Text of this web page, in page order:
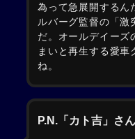
為って急展開する
ルバーグ監督の「激
だ。オールデイーズ
まいと再生する愛車
ね。
P.N.「カト吉」さ